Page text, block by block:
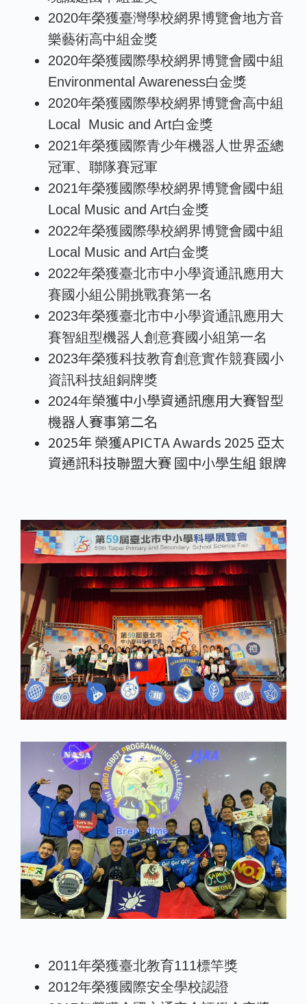
2020年榮獲臺灣學校網界博覽會地方音
樂藝術高中組金獎
2020年榮獲國際學校網界博覽會國中組
Environmental Awareness白金獎
2020年榮獲國際學校網界博覽會高中組
Local Music and Art白金獎
2021年榮獲國際青少年機器人世界盃總
冠軍、聯隊賽冠軍
2021年榮獲國際學校網界博覽會國中組
Local Music and Art白金獎
2022年榮獲國際學校網界博覽會國中組
Local Music and Art白金獎
2022年榮獲臺北市中小學資通訊應用大
賽國小組公開挑戰賽第一名
2023年榮獲臺北市中小學資通訊應用大
賽智組型機器人創意賽國小組第一名
2023年榮獲科技教育創意實作競賽國小
資訊科技組銅牌獎
2024年榮獲中小學資通訊應用大賽智型
機器人賽事第二名
2025年 榮獲APICTA Awards 2025 亞太
資通訊科技聯盟大賽 國中小學生組 銀牌
2011年榮獲臺北教育111標竿獎
2012年榮獲國際安全學校認證